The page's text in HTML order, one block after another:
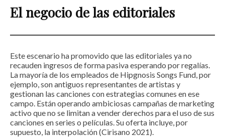
El negocio de las editoriales
Este escenario ha promovido que las editoriales ya no
recauden ingresos de forma pasiva esperando por regalías.
La mayoría de los empleados de Hipgnosis Songs Fund, por
ejemplo, son antiguos representantes de artistas y
gestionan las canciones con estrategias comunes en ese
campo. Están operando ambiciosas campañas de marketing
activo que no se limitan a vender derechos para el uso de sus
canciones en series o películas. Su oferta incluye, por
supuesto, la interpolación (Cirisano 2021).